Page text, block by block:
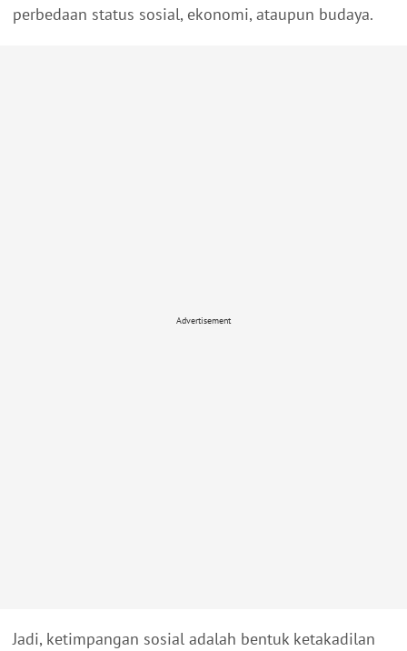
perbedaan status sosial, ekonomi, ataupun budaya.
Advertisement
Jadi, ketimpangan sosial adalah bentuk ketakadilan